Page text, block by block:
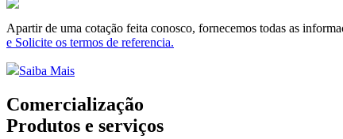
Apartir de uma cotação feita conosco, fornecemos todas as
e Solicite os termos de referencia.
Saiba Mais
Comercialização
Produtos e serviços